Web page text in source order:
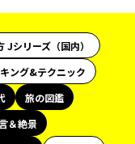
Jシリーズ（国内）
ング&テクニック
旅の図鑑
＆絶景